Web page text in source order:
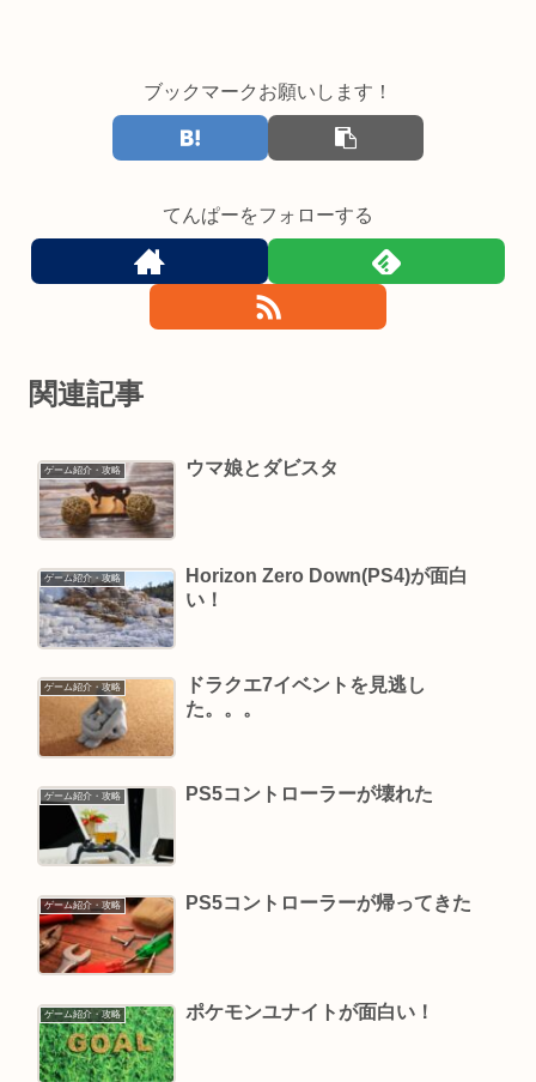
ブックマークお願いします！
てんぱーをフォローする
関連記事
ゲーム紹介・攻略 ウマ娘とダビスタ
ゲーム紹介・攻略
Horizon Zero Down(PS4)が面白
い！
ゲーム紹介・攻略
ドラクエ7イベントを見逃し
た。。。
ゲーム紹介・攻略 PS5コントローラーが壊れた
ゲーム紹介・攻略 PS5コントローラーが帰ってきた
ゲーム紹介・攻略 ポケモンユナイトが面白い！